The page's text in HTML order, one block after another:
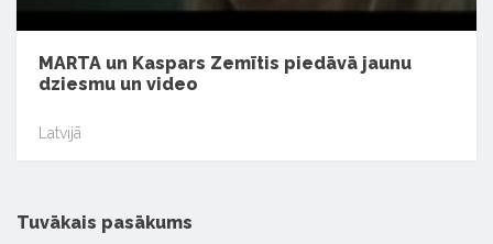
MARTA un Kaspars Zemītis piedāvā jaunu
dziesmu un video
Latvijā
Tuvākais pasākums